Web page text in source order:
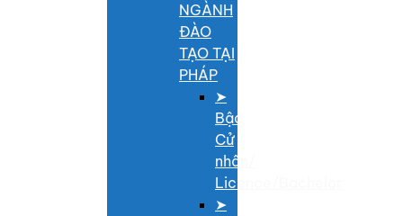
NGÀNH
ĐÀO
TẠO TẠI
PHÁP
➤
Bậc
Cử
nhân/
Licence/Bachelor
➤